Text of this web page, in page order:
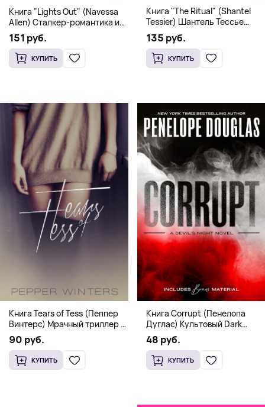
Книга "Lights Out" (Navessa
Allen) Сталкер-романтика и
человек в маске (18+)
151 руб.
КУПИТЬ
Книга "The Ritual" (Shantel
Tessier) Шантель Тессье
Экстремальный дарк-
романс бестселлер (18+)
135 руб.
КУПИТЬ
Книга Tears of Tess (Пеппер
Винтерс) Мрачный триллер о
выживании и страсти (18+)
90 руб.
КУПИТЬ
Книга Corrupt (Пенелопа
Дуглас) Культовый Dark
Romance бестселлер (18+)
48 руб.
КУПИТЬ